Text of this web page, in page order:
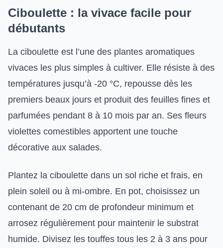
Ciboulette : la vivace facile pour
débutants
La ciboulette est l’une des plantes aromatiques
vivaces les plus simples à cultiver. Elle résiste à des
températures jusqu’à -20 °C, repousse dès les
premiers beaux jours et produit des feuilles fines et
parfumées pendant 8 à 10 mois par an. Ses fleurs
violettes comestibles apportent une touche
décorative aux salades.
Plantez la ciboulette dans un sol riche et frais, en
plein soleil ou à mi-ombre. En pot, choisissez un
contenant de 20 cm de profondeur minimum et
arrosez régulièrement pour maintenir le substrat
humide. Divisez les touffes tous les 2 à 3 ans pour